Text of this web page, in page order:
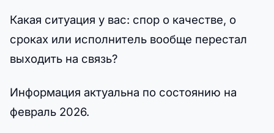
Какая ситуация у вас: спор о качестве, о
сроках или исполнитель вообще перестал
выходить на связь?
Информация актуальна по состоянию на
февраль 2026.